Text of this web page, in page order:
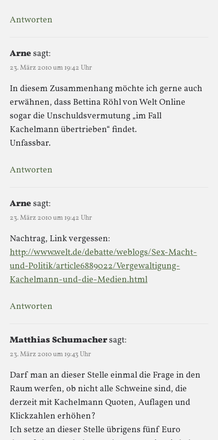
Antworten
Arnesagt:
23. März 2010 um 19:42 Uhr
In diesem Zusammenhang möchte ich gerne auch
erwähnen, dass Bettina Röhl von Welt Online
sogar die Unschuldsvermutung „im Fall
Kachelmann übertrieben“ findet.
Unfassbar.
Antworten
Arnesagt:
23. März 2010 um 19:42 Uhr
Nachtrag, Link vergessen:
http://www.welt.de/debatte/weblogs/Sex-Macht-
und-Politik/article6889022/Vergewaltigung-
Kachelmann-und-die-Medien.html
Antworten
Matthias Schumachersagt:
23. März 2010 um 19:43 Uhr
Darf man an dieser Stelle einmal die Frage in den
Raum werfen, ob nicht alle Schweine sind, die
derzeit mit Kachelmann Quoten, Auflagen und
Klickzahlen erhöhen?
Ich setze an dieser Stelle übrigens fünf Euro